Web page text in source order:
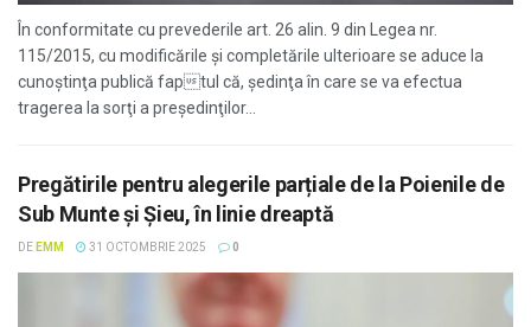
În conformitate cu prevederile art. 26 alin. 9 din Legea nr.
115/2015, cu modificările şi completările ulterioare se aduce la
cunoştinţa publică faptul că, şedinţa în care se va efectua
tragerea la sorţi a preşedinţilor...
Pregătirile pentru alegerile parțiale de la Poienile de
Sub Munte și Șieu, în linie dreaptă
DE EMM 31 OCTOMBRIE 2025 0